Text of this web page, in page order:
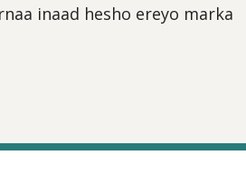
inaad hesho ereyo marka